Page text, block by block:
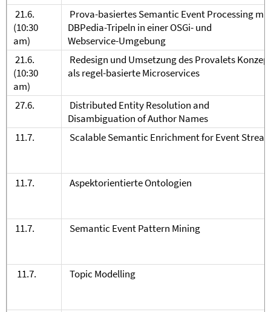
21.6.
(10:30
am)
Prova-basiertes Semantic Event Processing mit
DBPedia-Tripeln in einer OSGi- und
Webservice-Umgebung
21.6.
(10:30
am)
Redesign und Umsetzung des Provalets
als regel-basierte Microservices
27.6.
Distributed Entity Resolution and
Disambiguation of Author Names
11.7.
Scalable Semantic Enrichment for Event
11.7. Aspektorientierte Ontologien
11.7. Semantic Event Pattern Mining
11.7. Topic Modelling